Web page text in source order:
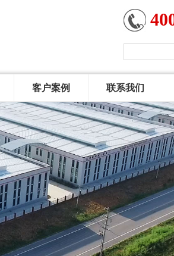
客户案例 联系我们